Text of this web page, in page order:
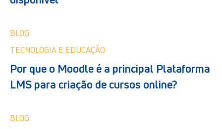
BLOG
TECNOLOGIA E EDUCAÇÃO
Por que o Moodle é a principal Plataforma
LMS para criação de cursos online?
BLOG